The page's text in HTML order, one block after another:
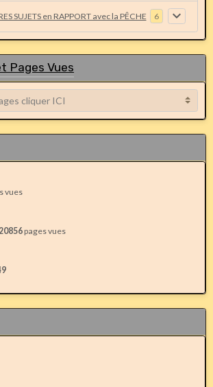
SUJETS en RAPPORT avec la PÊCHE 6
Pages Vues
vues
pages vues